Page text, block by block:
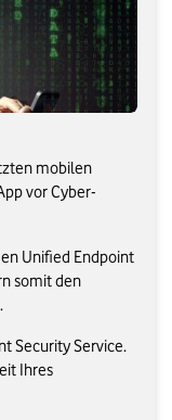
mobilen
vor Cyber-
Unified Endpoint
somit den
Security Service.
Ihres